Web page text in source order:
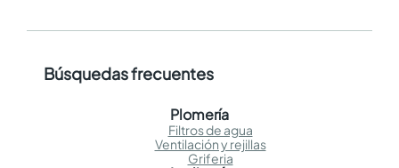
Búsquedas frecuentes
Plomería
Filtros de agua
Ventilación y rejillas
Griferia